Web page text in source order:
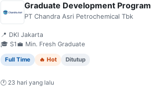
Graduate Development Program
Officer
PT Chandra Asri Petrochemical Tbk
📍 DKI Jakarta
🎓 S1 💼 Min. Fresh Graduate
Full Time 🔥 Hot Ditutup
🕐 23 hari yang lalu